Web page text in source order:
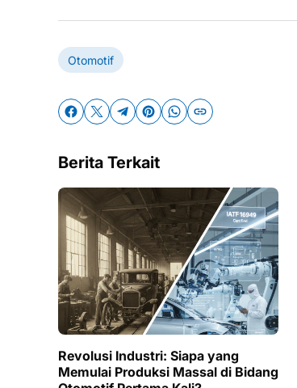
Otomotif
Berita Terkait
Revolusi Industri: Siapa yang
Memulai Produksi Massal di Bidang